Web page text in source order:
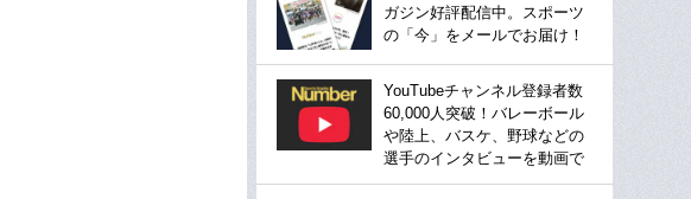
ガジン好評配信中。スポーツ
の「今」をメールでお届け！
YouTubeチャンネル登録者数
60,000人突破！バレーボール
や陸上、バスケ、野球などの
選手のインタビューを動画で